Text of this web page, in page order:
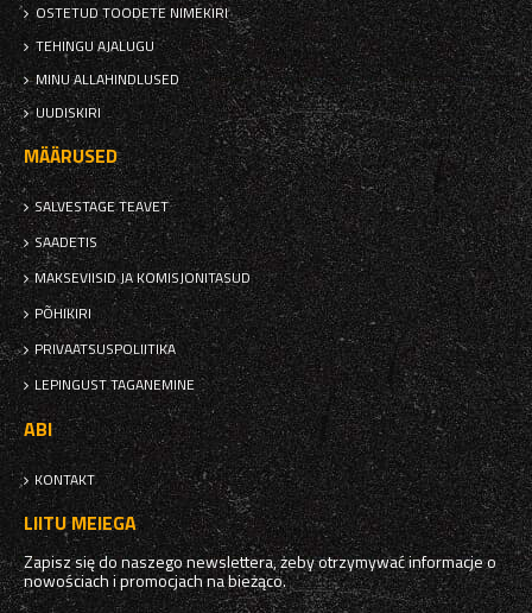
OSTETUD TOODETE NIMEKIRI
TEHINGU AJALUGU
MINU ALLAHINDLUSED
UUDISKIRI
MÄÄRUSED
SALVESTAGE TEAVET
SAADETIS
MAKSEVIISID JA KOMISJONITASUD
PÕHIKIRI
PRIVAATSUSPOLIITIKA
LEPINGUST TAGANEMINE
ABI
KONTAKT
LIITU MEIEGA
Zapisz się do naszego newslettera, żeby otrzymywać informacje o
nowościach i promocjach na bieżąco.